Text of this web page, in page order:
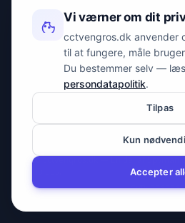
KONTAKT
info@spyman.dk
Peter Bangs Vej 153, 2000
© 2026 cctvengros.dk — En del af
CVR:
Vi værner om dit
cctvengros.dk anvender
til at fungere, måle
Du bestemmer selv —
persondatapolitik.
Tilpas
Kun
Accepter